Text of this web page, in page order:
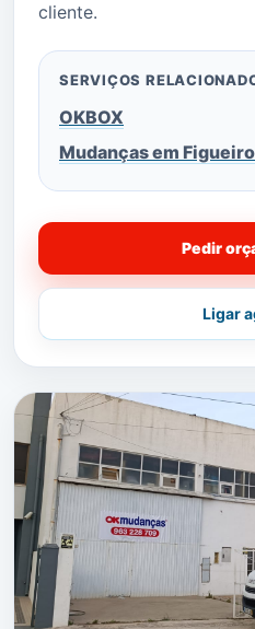
cliente.
SERVIÇOS
OKBOX
Mudanças em
Pedir
Ligar